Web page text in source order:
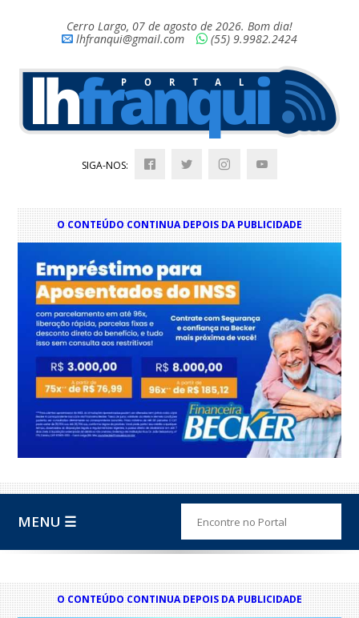
Cerro Largo, 07 de agosto de 2026. Bom dia!
lhfranqui@gmail.com
(55) 9.9982.2424
SIGA-NOS:
O CONTEÚDO CONTINUA DEPOIS DA PUBLICIDADE
MENU ☰
O CONTEÚDO CONTINUA DEPOIS DA PUBLICIDADE